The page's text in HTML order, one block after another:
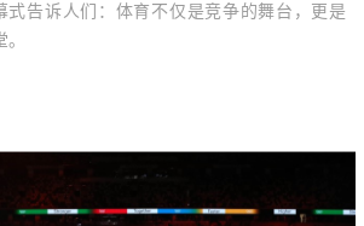
式告诉人们：体育不仅是竞争的舞台，更是